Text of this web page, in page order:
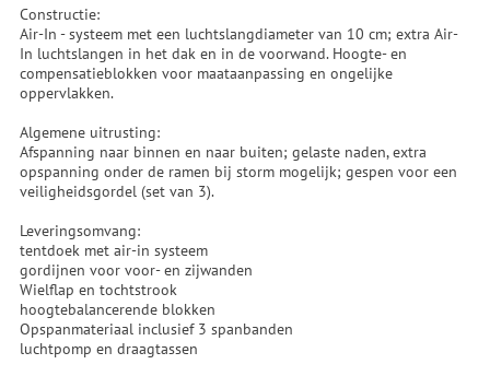
Constructie:
Air-In - systeem met een luchtslangdiameter van 10 cm; extra Air-
In luchtslangen in het dak en in de voorwand. Hoogte- en
compensatieblokken voor maataanpassing en ongelijke
oppervlakken.
Algemene uitrusting:
Afspanning naar binnen en naar buiten; gelaste naden, extra
opspanning onder de ramen bij storm mogelijk; gespen voor een
veiligheidsgordel (set van 3).
Leveringsomvang:
tentdoek met air-in systeem
gordijnen voor voor- en zijwanden
Wielflap en tochtstrook
hoogtebalancerende blokken
Opspanmateriaal inclusief 3 spanbanden
luchtpomp en draagtassen